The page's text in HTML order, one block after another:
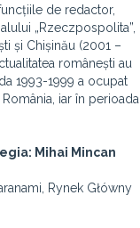
de redactor,
„Rzeczpospolita”,
și Chișinău (2001 –
românești au
1993-1999 a ocupat
iar în perioada
Mihai Mincan
Rynek Główny